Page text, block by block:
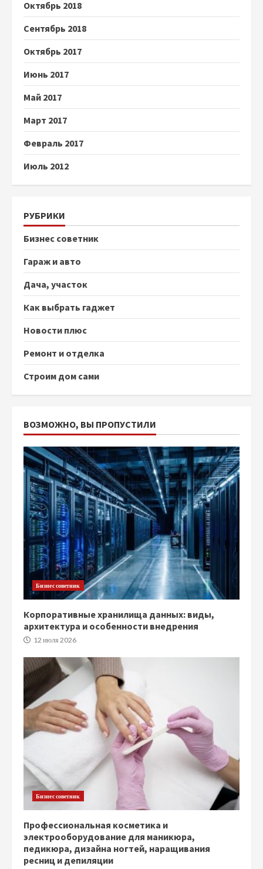
Октябрь 2018
Сентябрь 2018
Октябрь 2017
Июнь 2017
Май 2017
Март 2017
Февраль 2017
Июль 2012
РУБРИКИ
Бизнес советник
Гараж и авто
Дача, участок
Как выбрать гаджет
Новости плюс
Ремонт и отделка
Строим дом сами
ВОЗМОЖНО, ВЫ ПРОПУСТИЛИ
Бизнес советник
Корпоративные хранилища данных: виды,
архитектура и особенности внедрения
12 июля 2026
Бизнес советник
Профессиональная косметика и
электрооборудование для маникюра,
педикюра, дизайна ногтей, наращивания
ресниц и депиляции